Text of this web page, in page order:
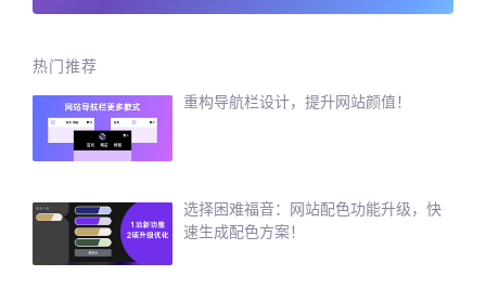
热门推荐
重构导航栏设计，提升网站颜值！
选择困难福音：网站配色功能升级，快
速生成配色方案！